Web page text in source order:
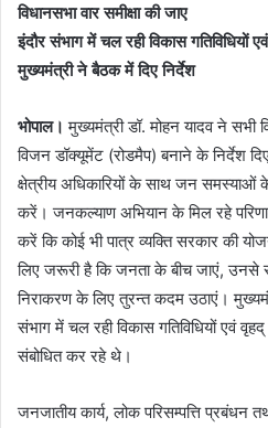
विधानसभा वार समीक्षा की जाए
इंदौर संभाग में चल रही विकास गतिविधियों एवं
मुख्यमंत्री ने बैठक में दिए निर्देश
भोपाल। मुख्यमंत्री डॉ. मोहन यादव ने सभी
विजन डॉक्यूमेंट (रोडमैप) बनाने के निर्देश
क्षेत्रीय अधिकारियों के साथ जन
करें। जनकल्याण अभियान के मिल रहे
करें कि कोई भी पात्र व्यक्ति सरकार की
लिए जरूरी है कि जनता के बीच जाएं,
निराकरण के लिए तुरन्त कदम उठाएं।
संभाग में चल रही विकास गतिविधियों एवं वृहद्
संबोधित कर रहे थे।
जनजातीय कार्य, लोक परिसम्पत्ति प्रबंधन